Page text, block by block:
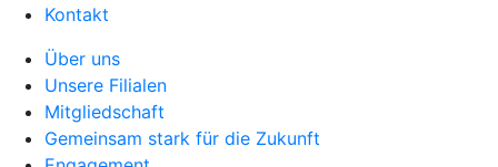
Kontakt
Über uns
Unsere Filialen
Mitgliedschaft
Gemeinsam stark für die Zukunft